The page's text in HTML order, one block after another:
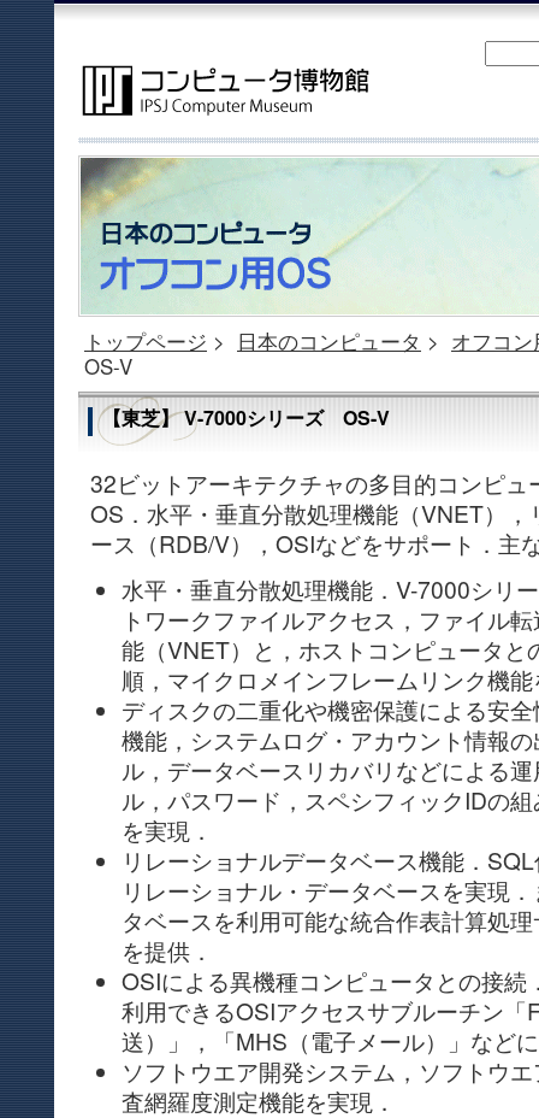
トップページ > 日本のコンピュータ > オフコン
OS-V
【東芝】 V-7000シリーズ OS-V
32ビットアーキテクチャの多目的コンピュ
OS．水平・垂直分散処理機能（VNET）
ース（RDB/V），OSIなどをサポート．主
水平・垂直分散処理機能．V-7000シリ
トワークファイルアクセス，ファイル
能（VNET）と，ホストコンピュータと
順，マイクロメインフレームリンク機
ディスクの二重化や機密保護による安
機能，システムログ・アカウント情報
ル，データベースリカバリなどによる
ル，パスワード，スペシフィックIDの
を実現．
リレーショナルデータベース機能．
リレーショナル・データベースを実現
タベースを利用可能な統合作表計算処
を提供．
OSIによる異機種コンピュータとの接続
利用できるOSIアクセスサブルーチン「
送）」，「MHS（電子メール）」など
ソフトウエア開発システム，ソフトウ
査網羅度測定機能を実現．